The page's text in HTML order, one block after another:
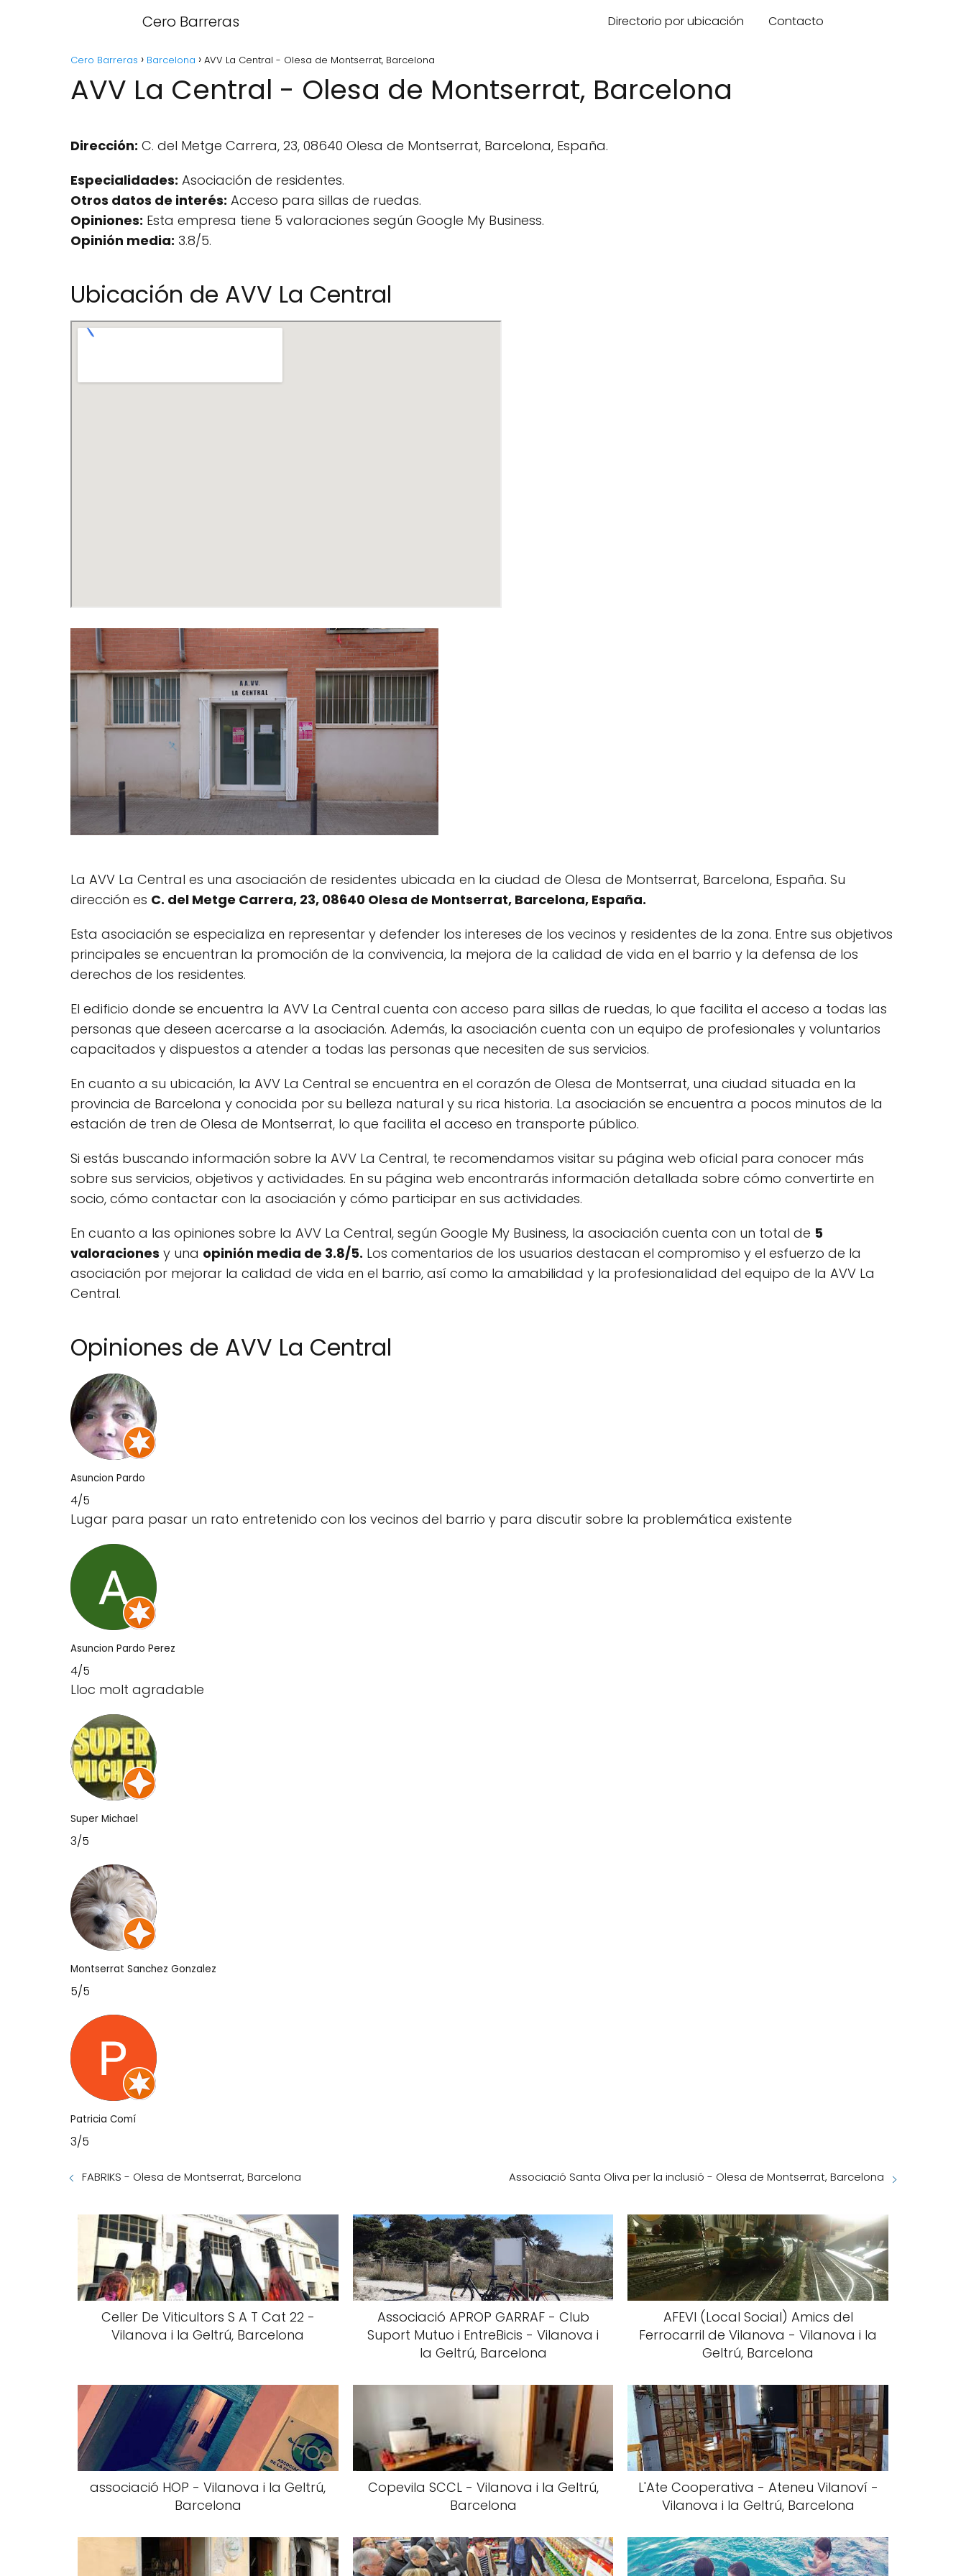
Cero Barreras Directorio por ubicación Contacto
Cero Barreras Barcelona AVV La Central - Olesa de Montserrat, Barcelona
AVV La Central - Olesa de Montserrat, Barcelona
Dirección: C. del Metge Carrera, 23, 08640 Olesa de Montserrat, Barcelona, España.
Especialidades: Asociación de residentes.
Otros datos de interés: Acceso para sillas de ruedas.
Opiniones: Esta empresa tiene 5 valoraciones según Google My Business.
Opinión media: 3.8/5.
Ubicación de AVV La Central
La AVV La Central es una asociación de residentes ubicada en la ciudad de Olesa de Montserrat, Barcelona, España. Su
dirección es C. del Metge Carrera, 23, 08640 Olesa de Montserrat, Barcelona, España.
Esta asociación se especializa en representar y defender los intereses de los vecinos y residentes de la zona. Entre sus objetivos
principales se encuentran la promoción de la convivencia, la mejora de la calidad de vida en el barrio y la defensa de los
derechos de los residentes.
El edificio donde se encuentra la AVV La Central cuenta con acceso para sillas de ruedas, lo que facilita el acceso a todas las
personas que deseen acercarse a la asociación. Además, la asociación cuenta con un equipo de profesionales y voluntarios
capacitados y dispuestos a atender a todas las personas que necesiten de sus servicios.
En cuanto a su ubicación, la AVV La Central se encuentra en el corazón de Olesa de Montserrat, una ciudad situada en la
provincia de Barcelona y conocida por su belleza natural y su rica historia. La asociación se encuentra a pocos minutos de la
estación de tren de Olesa de Montserrat, lo que facilita el acceso en transporte público.
Si estás buscando información sobre la AVV La Central, te recomendamos visitar su página web oficial para conocer más
sobre sus servicios, objetivos y actividades. En su página web encontrarás información detallada sobre cómo convertirte en
socio, cómo contactar con la asociación y cómo participar en sus actividades.
En cuanto a las opiniones sobre la AVV La Central, según Google My Business, la asociación cuenta con un total de 5
valoraciones y una opinión media de 3.8/5. Los comentarios de los usuarios destacan el compromiso y el esfuerzo de la
asociación por mejorar la calidad de vida en el barrio, así como la amabilidad y la profesionalidad del equipo de la AVV La
Central.
Opiniones de AVV La Central
Asuncion Pardo
4/5
Lugar para pasar un rato entretenido con los vecinos del barrio y para discutir sobre la problemática existente
Asuncion Pardo Perez
4/5
Lloc molt agradable
Super Michael
3/5
Montserrat Sanchez Gonzalez
5/5
Patricia Comí
3/5
FABRIKS - Olesa de Montserrat, Barcelona Associació Santa Oliva per la inclusió - Olesa de Montserrat, Barcelona
Celler De Viticultors S A T Cat 22 -
Vilanova i la Geltrú, Barcelona
Associació APROP GARRAF - Club
Suport Mutuo i EntreBicis - Vilanova i
la Geltrú, Barcelona
AFEVI (Local Social) Amics del
Ferrocarril de Vilanova - Vilanova i la
Geltrú, Barcelona
associació HOP - Vilanova i la Geltrú,
Barcelona
Copevila SCCL - Vilanova i la Geltrú,
Barcelona
L'Ate Cooperativa - Ateneu Vilanoví -
Vilanova i la Geltrú, Barcelona